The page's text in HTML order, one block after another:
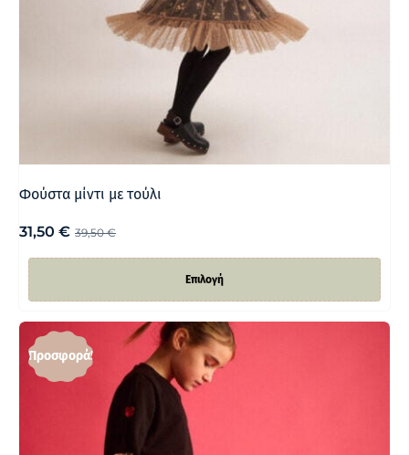
Φούστα μίντι με τούλι
39,50€
31,50 €
Επιλογή
Προσφορά!